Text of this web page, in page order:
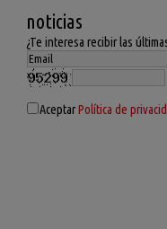
noticias
¿Te interesa recibir las
AceptarPolítica de